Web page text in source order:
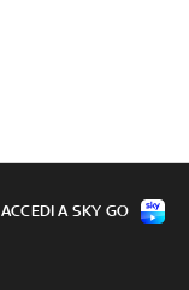
ACCEDI A SKY GO